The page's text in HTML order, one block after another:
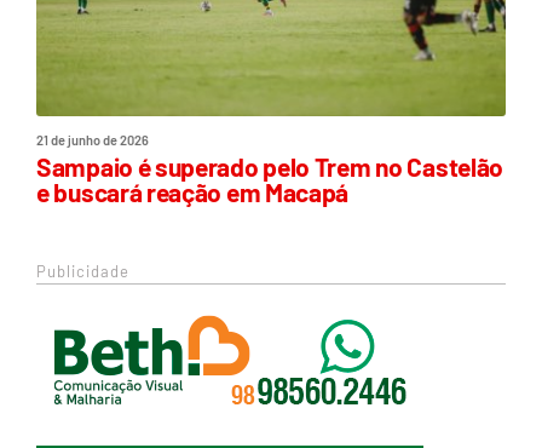
21 de junho de 2026
Sampaio é superado pelo Trem no Castelão
e buscará reação em Macapá
Publicidade